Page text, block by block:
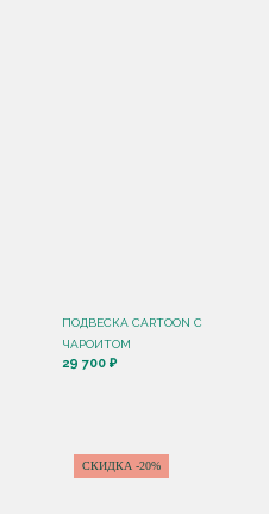
ПОДВЕСКА CARTOON C
ЧАРОИТОМ
29 700 ₽
СКИДКА -20%